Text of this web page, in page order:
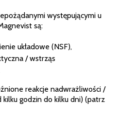
występującymi u
są:
układowe (NSF),
/ wstrząs
reakcje nadwrażliwości /
godzin do kilku dni) (patrz